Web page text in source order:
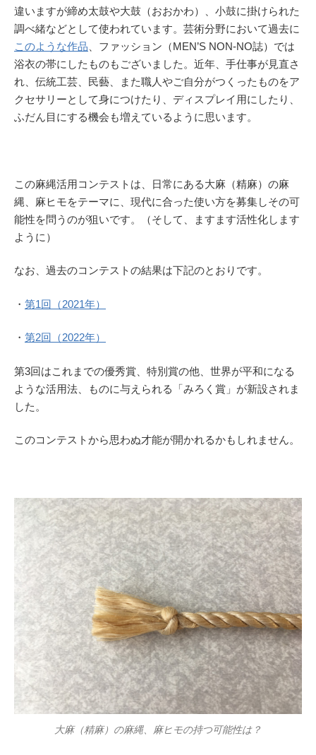
違いますが締め太鼓や大鼓（おおかわ）、小鼓に掛けられた
調べ緒などとして使われています。芸術分野において過去に
このような作品 、ファッション（MEN’S NON-NO誌）では
浴衣の帯にしたものもございました。近年、手仕事が見直さ
れ、伝統工芸、民藝、また職人やご自分がつくったものをア
クセサリーとして身につけたり、ディスプレイ用にしたり、
ふだん目にする機会も増えているように思います。
この麻縄活用コンテストは、日常にある大麻（精麻）の麻
縄、麻ヒモをテーマに、現代に合った使い方を募集しその可
能性を問うのが狙いです。（そして、ますます活性化します
ように）
なお、過去のコンテストの結果は下記のとおりです。
・ 第1回（2021年）
・ 第2回（2022年）
第3回はこれまでの優秀賞、特別賞の他、世界が平和になる
ような活用法、ものに与えられる「みろく賞」が新設されま
した。
このコンテストから思わぬ才能が開かれるかもしれません。
大麻（精麻）の麻縄、麻ヒモの持つ可能性は？